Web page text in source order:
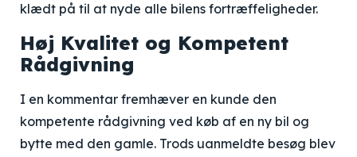
klædt på til at nyde alle bilens fortræffeligheder.
Høj Kvalitet og Kompetent
Rådgivning
I en kommentar fremhæver en kunde den
kompetente rådgivning ved køb af en ny bil og
bytte med den gamle. Trods uanmeldte besøg blev